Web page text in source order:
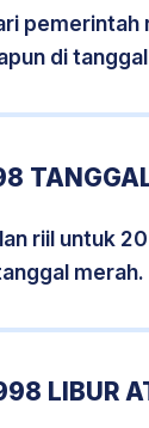
di
riil untuk
merah.
LIBUR